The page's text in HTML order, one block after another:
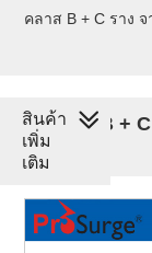
คลาส B + C ราง
คลาส B +
สพป
สินค้า
เพิ่ม
เติม